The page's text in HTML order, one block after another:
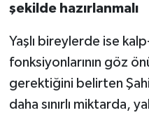
şekilde hazırlanmalı
Yaşlı bireylerde ise
fonksiyonlarının göz
gerektiğini belirten
daha sınırlı miktarda,